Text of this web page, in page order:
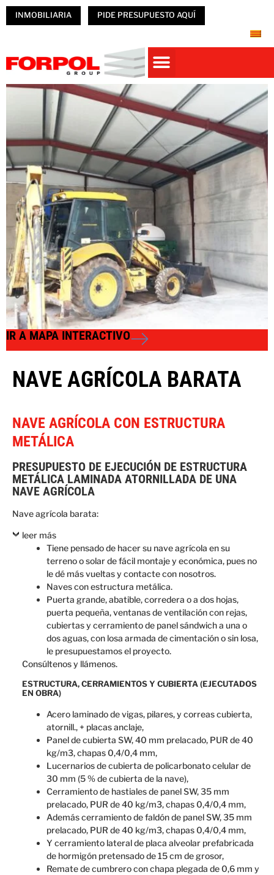
INMOBILIARIA PIDE PRESUPUESTO AQUÍ
IR A MAPA INTERACTIVO
NAVE AGRÍCOLA BARATA
NAVE AGRÍCOLA CON ESTRUCTURA
METÁLICA
PRESUPUESTO DE EJECUCIÓN DE ESTRUCTURA
METÁLICA LAMINADA ATORNILLADA DE UNA
NAVE AGRÍCOLA
Nave agrícola barata:
leer más
Tiene pensado de hacer su nave agrícola en su
terreno o solar de fácil montaje y económica, pues no
le dé más vueltas y contacte con nosotros.
Naves con estructura metálica.
Puerta grande, abatible, corredera o a dos hojas,
puerta pequeña, ventanas de ventilación con rejas,
cubiertas y cerramiento de panel sándwich a una o
dos aguas, con losa armada de cimentación o sin losa,
le presupuestamos el proyecto.
Consúltenos y llámenos.
ESTRUCTURA, CERRAMIENTOS Y CUBIERTA (EJECUTADOS
EN OBRA)
Acero laminado de vigas, pilares, y correas cubierta,
atornill., + placas anclaje,
Panel de cubierta SW, 40 mm prelacado, PUR de 40
kg/m3, chapas 0,4/0,4 mm,
Lucernarios de cubierta de policarbonato celular de
30 mm (5 % de cubierta de la nave),
Cerramiento de hastiales de panel SW, 35 mm
prelacado, PUR de 40 kg/m3, chapas 0,4/0,4 mm,
Además cerramiento de faldón de panel SW, 35 mm
prelacado, PUR de 40 kg/m3, chapas 0,4/0,4 mm,
Y cerramiento lateral de placa alveolar prefabricada
de hormigón pretensado de 15 cm de grosor,
Remate de cumbrero con chapa plegada de 0,6 mm y